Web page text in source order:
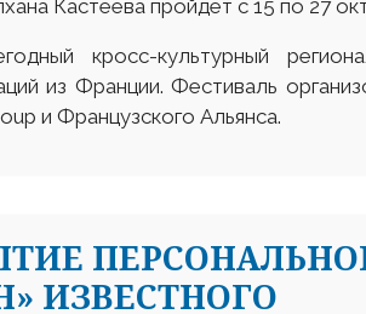
Кастеева пройдет с 15 по 27
кросс-культурный
из Франции. Фестиваль
и Французского Альянса.
ИЗВЕСТНОГО